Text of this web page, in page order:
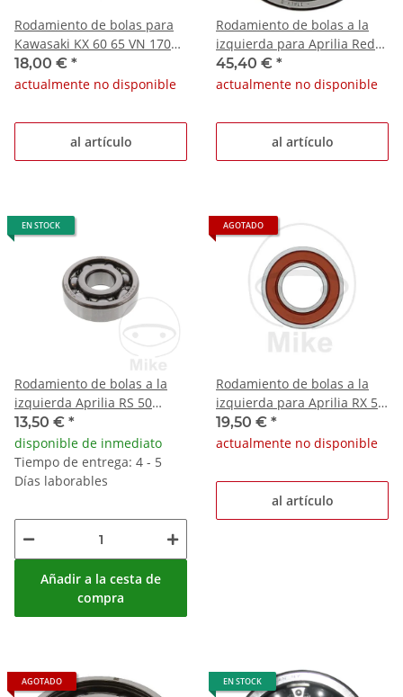
Rodamiento de bolas para
Kawasaki KX 60 65 VN 1700
ZR 1100
18,00 € *
actualmente no disponible
al artículo
Rodamiento de bolas a la
izquierda para Aprilia Red
Rose 125 Tuareg 125 Rally
45,40 € *
actualmente no disponible
al artículo
EN STOCK
Rodamiento de bolas a la
izquierda Aprilia RS 50
Extrema/Replica RX 50
Racing
13,50 € *
disponible de inmediato
Tiempo de entrega: 4 - 5
Días laborables
Añadir a la cesta de
compra
AGOTADO
Rodamiento de bolas a la
izquierda para Aprilia RX 50
3-Gang # 1989-1990
19,50 € *
actualmente no disponible
al artículo
AGOTADO EN STOCK